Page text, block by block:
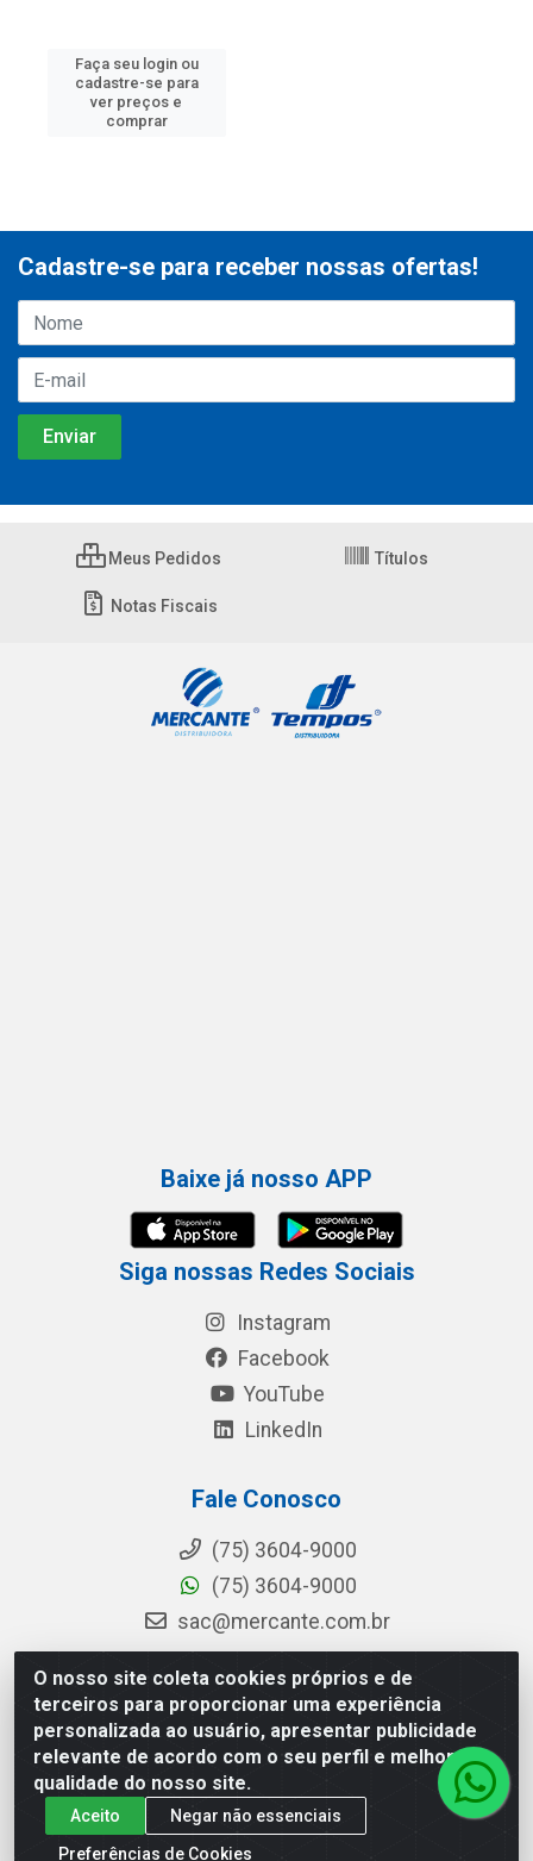
Faça seu login ou
cadastre-se para
ver preços e
comprar
O nosso site coleta cookies próprios e de
terceiros para proporcionar uma experiência
personalizada ao usuário, apresentar publicidade
relevante de acordo com o seu perfil e melhorar a
qualidade do nosso site.
Aceito
Negar não essenciais
Preferências de Cookies
Cadastre-se para receber nossas ofertas!
Meus Pedidos Títulos
Notas Fiscais
Baixe já nosso APP
Siga nossas Redes Sociais
Instagram
Facebook
YouTube
LinkedIn
Fale Conosco
(75) 3604-9000
(75) 3604-9000
sac@mercante.com.br
Mercante Distribuidora - Rua Mercante, 699 - Aviário, Feira de
Santana/BA - CEP 44.096-218 - CNPJ 96.755.848/0001-08